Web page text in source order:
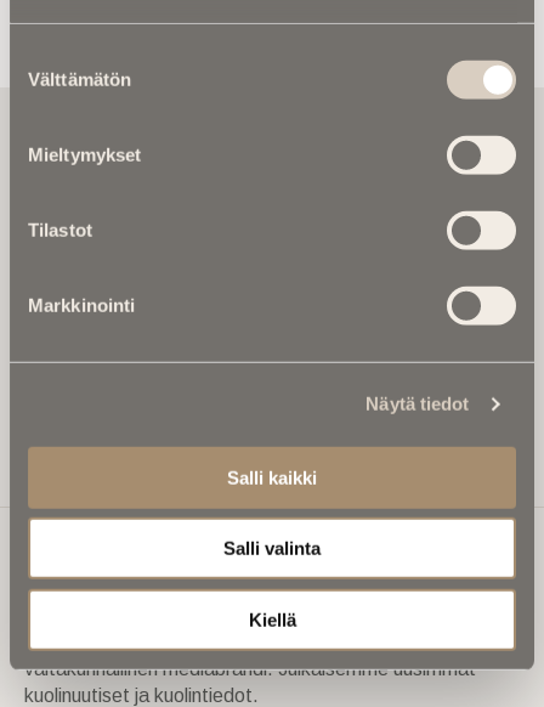
valinta
Välttämätön
Mieltymykset
Tilastot
Markkinointi
Näytä tiedot
Salli kaikki
Salli valinta
Kiellä
artikkelien pariin!
kuukaudessa Ikuisuusmedian uutiskirjeen ja varmistat,
Kirjoita tähän sähköpostiosoite, johon haluat uutiskirjeen
Ikuisuusmedia
Ikuisuusmedia on kuolinuutisointiin keskittynyt uusi ja
valtakunnallinen mediabrändi. Julkaisemme uusimmat
kuolinuutiset ja kuolintiedot.